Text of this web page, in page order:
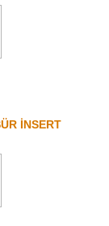
İNSERT